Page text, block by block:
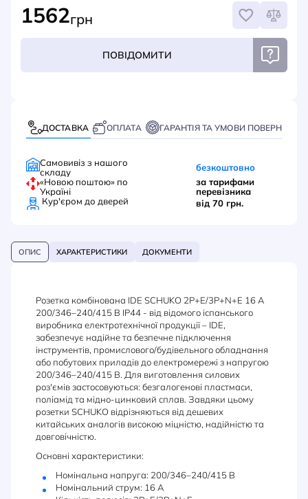
1562грн
ПОВІДОМИТИ
ДОСТАВКА ОПЛАТА ГАРАНТІЯ ТА УМОВИ ПОВЕРНЕННЯ
Самовивіз з нашого
складу
безкоштовно
«Новою поштою» по
Україні
за тарифами
перевізника
Кур'єром до дверей від 70 грн.
ОПИС ХАРАКТЕРИСТИКИ ДОКУМЕНТИ
Розетка комбінована IDE SCHUKO 2P+E/3P+N+E 16 А
200/346–240/415 В IP44 - від відомого іспанського
виробника електротехнічної продукції – IDE,
забезпечує надійне та безпечне підключення
інструментів, промислового/будівельного обладнання
або побутових приладів до електромережі з напругою
200/346–240/415 В. Для виготовлення силових
роз'ємів застосовуються: безгалогенові пластмаси,
поліамід та мідно-цинковий сплав. Завдяки цьому
розетки SCHUKO відрізняються від дешевих
китайських аналогів високою міцністю, надійністю та
довговічністю.
Основні характеристики:
Номінальна напруга: 200/346–240/415 В
Номінальний струм: 16 А